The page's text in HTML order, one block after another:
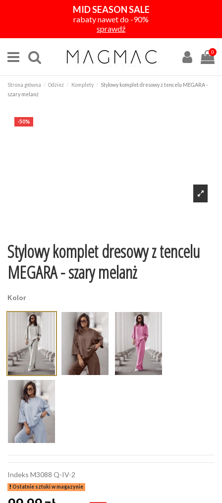
MID SEASON SALE
rabaty nawet do -90%
sprawdź
0
Strona główna Odzież Komplety
Stylowy komplet dresowy z tencelu MEGARA -
szary melanż
-50%
Stylowy komplet dresowy z tencelu
MEGARA - szary melanż
Kolor
Indeks M3088 Q-IV-2
Ostatnie sztuki w magazynie